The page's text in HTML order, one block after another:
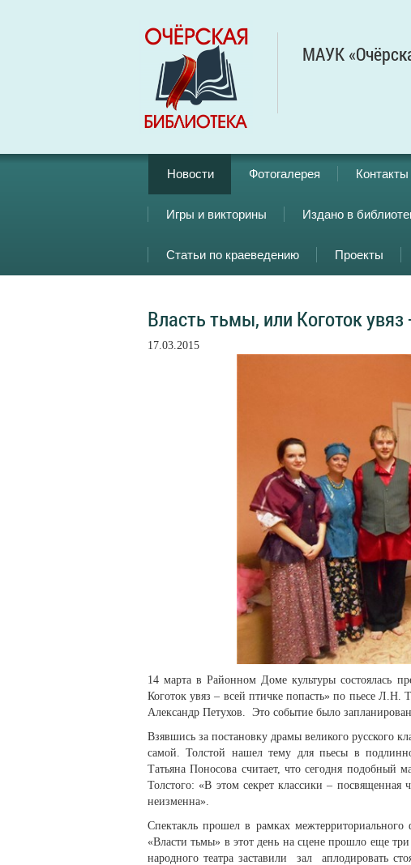
МАУК
Новости Фотогалерея Контакты
Игры и викторины Издано в
Статьи по краеведению Проекты
Власть тьмы, или Коготок увяз
17.03.2015
14 марта в Районном Доме культуры состоялась
Коготок увяз – всей птичке попасть» по пьесе Л.Н.
Александр Петухов. Это событие было
Взявшись за постановку драмы великого русского
самой. Толстой нашел тему для пьесы в
Татьяна Поносова считает, что сегодня подобный
Толстого: «В этом секрет классики – посвященная
неизменна».
Спектакль прошел в рамках межтерриториального
«Власти тьмы» в этот день на сцене прошло еще
народного театра заставили зал аплодировать